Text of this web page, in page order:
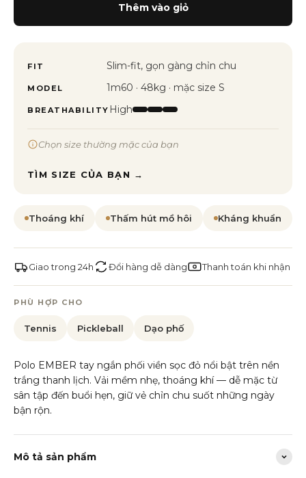
Thêm vào giỏ
FIT Slim-fit, gọn gàng chỉn chu
MODEL 1m60 · 48kg · mặc size S
BREATHABILITY High
Chọn size thường mặc của bạn
TÌM SIZE CỦA BẠN →
Thoáng khí Thấm hút mồ hôi Kháng khuẩn
Giao trong 24h Đổi hàng dễ dàng Thanh toán khi nhận
PHÙ HỢP CHO
Tennis Pickleball Dạo phố
Polo EMBER tay ngắn phối viền sọc đỏ nổi bật trên nền
trắng thanh lịch. Vải mềm nhẹ, thoáng khí — dễ mặc từ
sân tập đến buổi hẹn, giữ vẻ chỉn chu suốt những ngày
bận rộn.
Mô tả sản phẩm